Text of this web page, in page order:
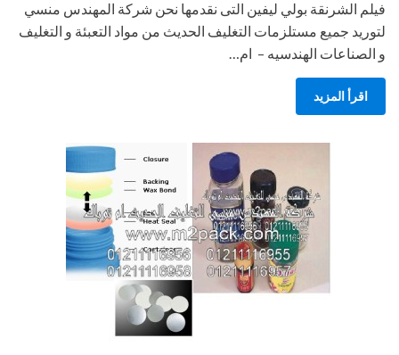
فيلم الشرنقة بولي ليفين التى نقدمها نحن شركة المهندس منسي
لتوريد جميع مستلزمات التغليف الحديث من مواد التعبئة و التغليف
و الصناعات الهندسيه – ام…
اقرأ المزيد